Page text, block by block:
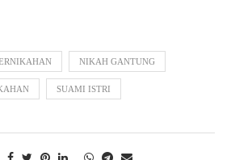
NIKAH GANTUNG
SUAMI ISTRI